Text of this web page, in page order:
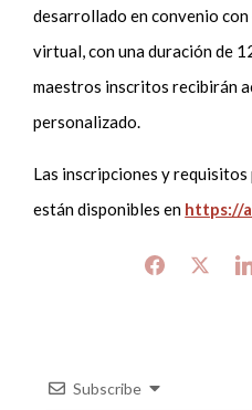
desarrollado en convenio
virtual, con una duración de
maestros inscritos recibirán
personalizado.
Las inscripciones y requisitos
están disponibles en https://
Subscribe